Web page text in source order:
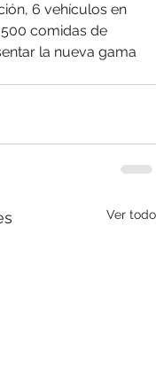
6 vehículos en
comidas de
la nueva gama
Ver todo